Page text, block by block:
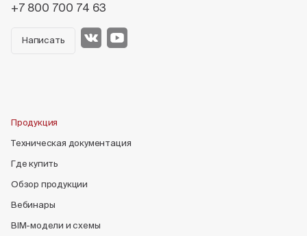
+7 800 700 74 63
Написать
Продукция
Техническая документация
Где купить
Обзор продукции
Вебинары
BIM-модели и схемы